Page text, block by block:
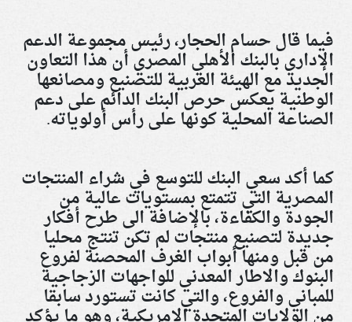
فيما قال حسام الحجار، رئيس مجموعة الدعم
الإداري بالبنك الأهلي المصري أن هذا التعاون
الجديد مع الهيئة العربية للتصنيع ومصانعها
الوطنية يعكس حرص البنك الدائم على دعم
الصناعة المحلية كونها على رأس أولوياته.
كما أكد سعي البنك للتوسع في شراء المنتجات
المصرية التي تتمتع بمستويات عالية من
الجودة والكفاءة، بالإضافة الى طرح أفكار
جديدة لتصنيع منتجات لم تكن تنتج محليا
من قبل ومنها أبواب الغرف المحصنة لفروع
البنوك والاطار المعدني للواجهات الزجاجية
للمباني والفروع، والتي كانت تستورد سابقا